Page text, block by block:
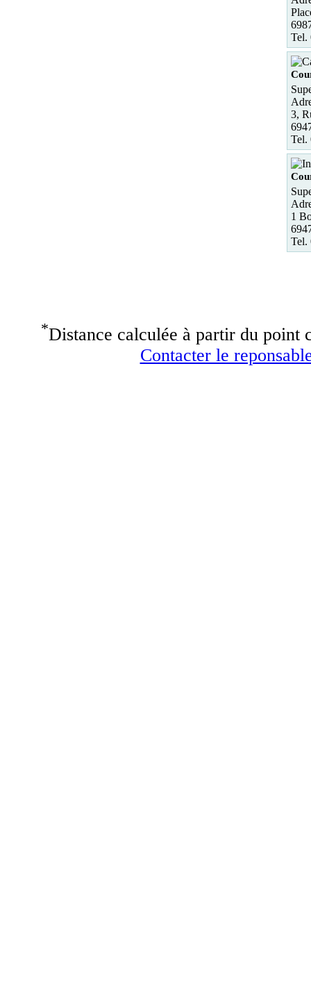
Tel.
3,
Tel.
1
Tel.
*Distance calculée à partir du point
Contacter le